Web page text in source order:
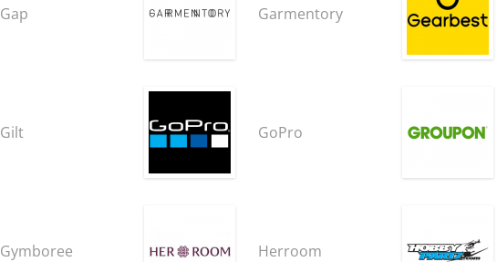
Gap Garmentory
Gilt GoPro
Gymboree Herroom